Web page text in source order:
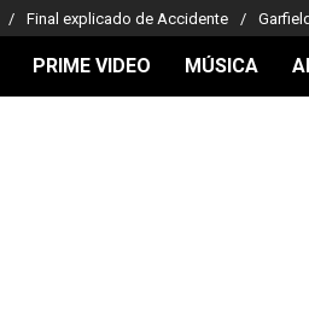
Final explicado de Accidente
PRIME VIDEO MÚSICA